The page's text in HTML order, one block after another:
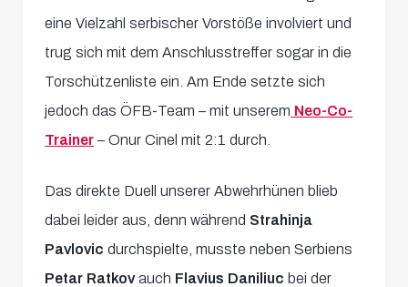
eine Vielzahl serbischer Vorstöße involviert und
trug sich mit dem Anschlusstreffer sogar in die
Torschützenliste ein. Am Ende setzte sich
jedoch das ÖFB-Team – mit unserem Neo-Co-
Trainer – Onur Cinel mit 2:1 durch.
Das direkte Duell unserer Abwehrhünen blieb
dabei leider aus, denn während Strahinja
Pavlovic durchspielte, musste neben Serbiens
Petar Ratkovauch Flavius Daniliuc bei der